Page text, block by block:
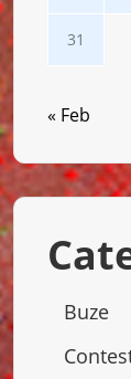
31
« Feb
Buze